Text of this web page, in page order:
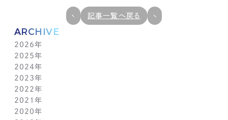
ARCHIVE
2026年
7月(1)
6月(1)
5月(1)
4月(1)
3月(1)
2月(1)
2025年
12月(1)
11月(1)
10月(1)
9月(1)
8月(1)
2024年
11月(1)
10月(1)
9月(1)
8月(1)
2023年
11月(1)
10月(1)
9月(1)
2022年
11月(1)
10月(1)
2021年
11月(1)
2020年
記事一覧へ戻る